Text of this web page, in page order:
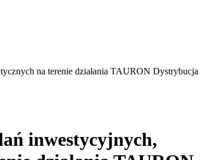
na terenie działania TAURON Dystrybucja
inwestycyjnych,